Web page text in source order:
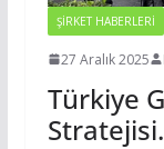
ŞİRKET HABERLERİ
27 Aralık 2025
Türkiye